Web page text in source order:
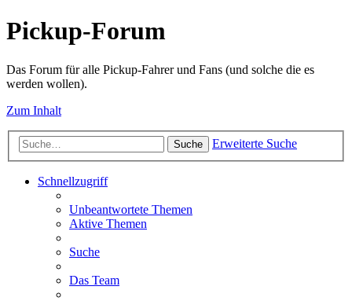
Pickup-Forum
Das Forum für alle Pickup-Fahrer und Fans (und solche die es
werden wollen).
Zum Inhalt
Suche Erweiterte Suche
Schnellzugriff
Unbeantwortete Themen
Aktive Themen
Suche
Das Team